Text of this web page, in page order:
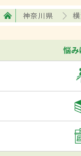
神奈川県
悩